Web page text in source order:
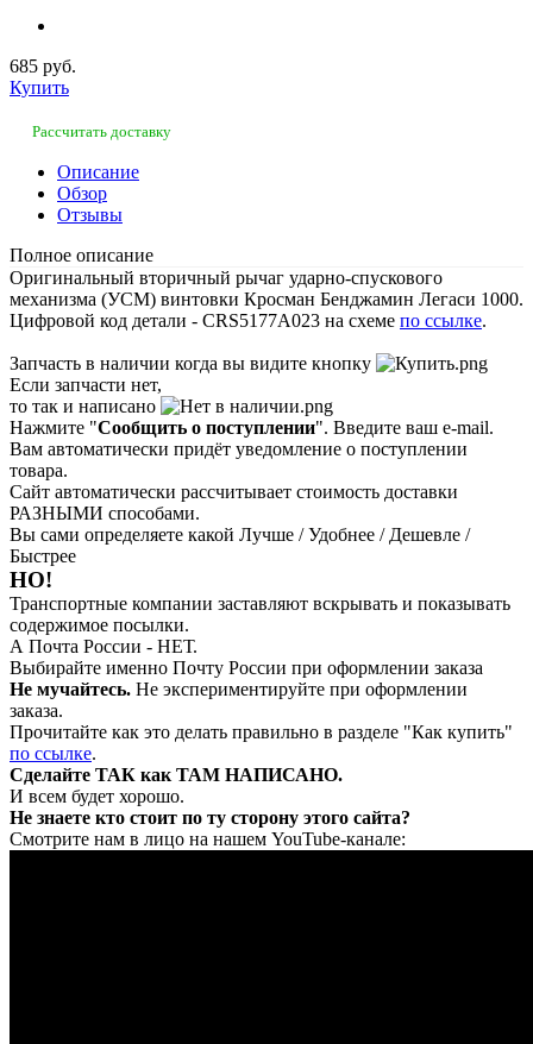
685 руб.
Купить
Рассчитать доставку
Описание
Обзор
Отзывы
Полное описание
Оригинальный вторичный рычаг ударно-спускового
механизма (УСМ) винтовки Кросман Бенджамин Легаси 1000.
Цифровой код детали - CRS5177A023 на схеме по ссылке.
Запчасть в наличии когда вы видите кнопку
Если запчасти нет,
то так и написано
Нажмите "Сообщить о поступлении". Введите ваш e-mail.
Вам автоматически придёт уведомление о поступлении
товара.
Сайт автоматически рассчитывает стоимость доставки
РАЗНЫМИ способами.
Вы сами определяете какой Лучше / Удобнее / Дешевле /
Быстрее
НО!
Транспортные компании заставляют вскрывать и показывать
содержимое посылки.
А Почта России - НЕТ.
Выбирайте именно Почту России при оформлении заказа
Не мучайтесь. Не экспериментируйте при оформлении
заказа.
Прочитайте как это делать правильно в разделе "Как купить"
по ссылке.
Сделайте ТАК как ТАМ НАПИСАНО.
И всем будет хорошо.
Не знаете кто стоит по ту сторону этого сайта?
Смотрите нам в лицо на нашем YouTube-канале: